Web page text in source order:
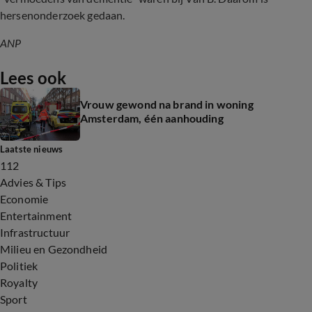
hersenonderzoek gedaan.
ANP
Lees ook
Vrouw gewond na brand in woning
Amsterdam, één aanhouding
Laatste nieuws
112
Advies & Tips
Economie
Entertainment
Infrastructuur
Milieu en Gezondheid
Politiek
Royalty
Sport